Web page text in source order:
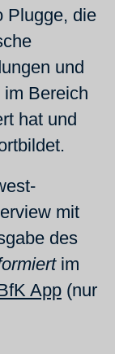
Plugge, die
und
Bereich
hat und
mit
des
im
App (nur